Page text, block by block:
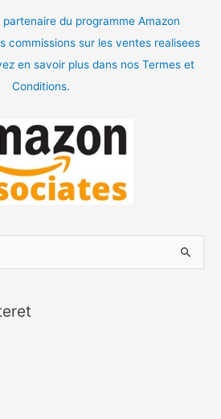
du programme Amazon
commissions sur les ventes realisees
en savoir plus dans nos Termes et
Conditions.